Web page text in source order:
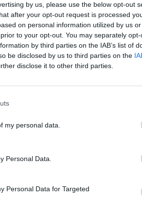
by us, please use the below opt-out
after your opt-out request is processed
on personal information utilized by us
to your opt-out. You may separately
by third parties on the IAB’s list of
be disclosed by us to third parties on the
disclose it to other third parties.
my personal data.
Personal Data.
Personal Data for Targeted
Κούκα στον αέρα
για τις δυσκολίες
της , καθώς οι
κοντά του για
του και του οφείλω
ένας σπουδαίος κι
και βεβαίως ο
του είπα δημόσια κι
Δόξα τω Θεώ
Κούκα.